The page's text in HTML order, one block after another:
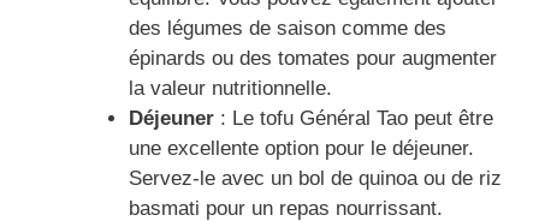
des légumes de saison comme des
épinards ou des tomates pour augmenter
la valeur nutritionnelle.
Déjeuner: Le tofu Général Tao peut être
une excellente option pour le déjeuner.
Servez-le avec un bol de quinoa ou de riz
basmati pour un repas nourrissant.